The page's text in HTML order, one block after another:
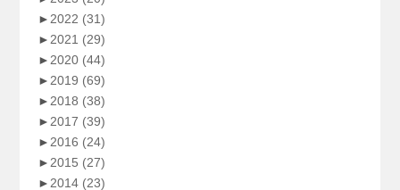
►2022 (31)
►2021 (29)
►2020 (44)
►2019 (69)
►2018 (38)
►2017 (39)
►2016 (24)
►2015 (27)
►2014 (23)